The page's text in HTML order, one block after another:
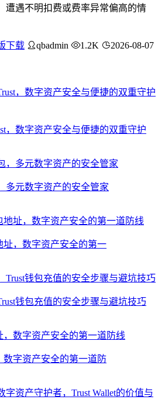
遭遇不明扣费或费率异常偏高的情
下载 qbadmin 1.2K 2026-08-07
，数字资产安全与便捷的双重守护
多元数字资产的安全管家
址，数字资产安全的第一
钱包充值的安全步骤与避坑技巧
数字资产安全的第一道防